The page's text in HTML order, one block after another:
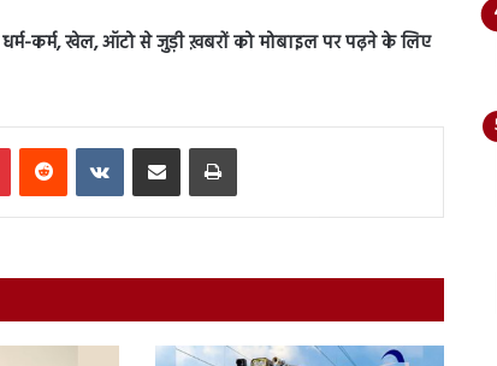
धर्म-कर्म, खेल, ऑटो से जुड़ी ख़बरों को मोबाइल पर पढ़ने के लिए
PinterestReddit VKontakteShare via Email Print